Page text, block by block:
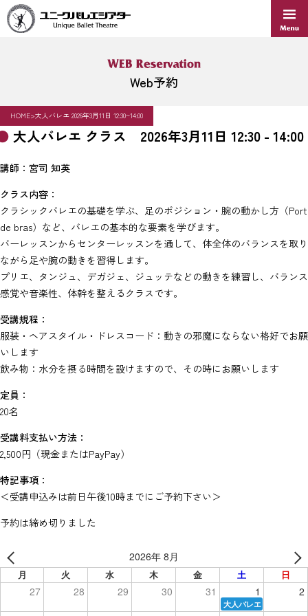
Web予約
HOME>大人バレエ 2026年3月11日 12:30~14:00
大人バレエ クラス 2026年3月11日 12:30 - 14:00
講師：宮司 知英
クラス内容：
クラシックバレエの基礎を学ぶ、足のポジション・腕の動かし方（Port
de bras）など、バレエの基本的な要素を学びます。
バーレッスンからセンターレッスンを通して、体全体のバランスを取り
ながら足や腕の動きを習得します。
プリエ、タンジュ、デガジェ、ジュッテなどの動きを練習し、バランス
感覚や音楽性、体幹を整えるクラスです。
受講規程：
服装・ヘアスタイル・ドレスコード：動きの邪魔にならない格好でお願
いします
飲み物：水分を摂る時間を設けますので、その時にお願いします
定員：
20名
受講料支払い方法：
2,500円（現金またはPayPay）
特記事項：
＜受講申込みは前日午後10時までにご予約下さい＞
予約は締め切りました
2026年 8月
月 火 水 木 金 土 日
27 28 29 30 31 1 2
大人バレエ（初級）